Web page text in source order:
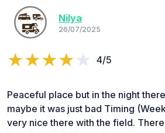
Nilya
26/07/2025
4/5
Peaceful place but in the night
maybe it was just bad Timing
very nice there with the field. There